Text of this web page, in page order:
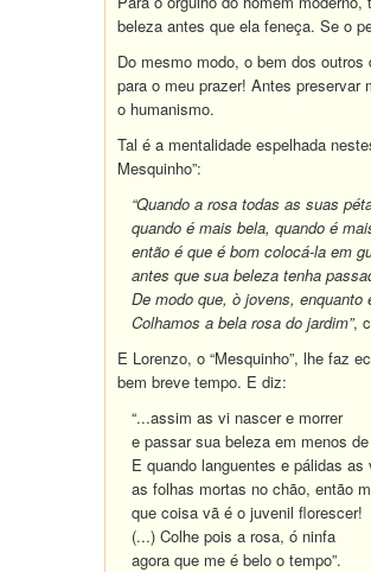
beleza antes que ela feneça. Se o
Do mesmo modo, o bem dos
para o meu prazer! Antes preservar
o humanismo.
Tal é a mentalidade espelhada
Mesquinho”:
“Quando a rosa todas as suas
quando é mais bela, quando é
então é que é bom colocá-la em
antes que sua beleza tenha
De modo que, ò jovens, enquanto
Colhamos a bela rosa do jardim”,
E Lorenzo, o “Mesquinho”, lhe faz
bem breve tempo. E diz:
“...assim as vi nascer e morrer
e passar sua beleza em menos
E quando languentes e pálidas as
as folhas mortas no chão, então
que coisa vã é o juvenil florescer!
(...) Colhe pois a rosa, ó ninfa
agora que me é belo o tempo”.